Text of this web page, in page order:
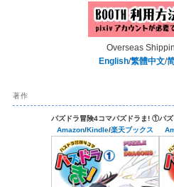
Overseas
English/繁體中文/
著作
パズドラ冒険4コマパズドラま! ①
Amazon/Kindle/楽天ブックス
パ